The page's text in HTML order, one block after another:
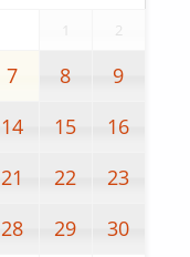
2
7 8
9
14 15
16
21 22
23
28 29
30